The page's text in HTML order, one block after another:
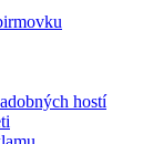
hostí